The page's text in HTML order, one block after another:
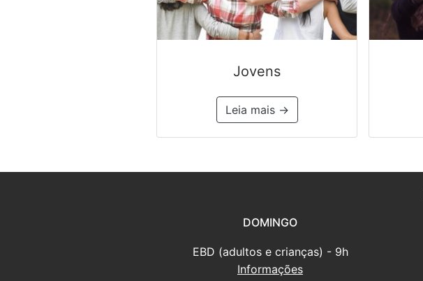
Jovens
Leia mais →
DOMINGO
EBD (adultos e crianças) - 9h
Informações